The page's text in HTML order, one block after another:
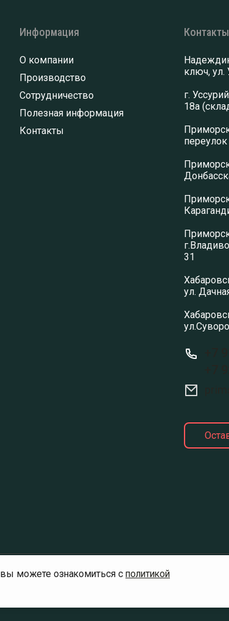
Информация
О компании
Производство
Сотрудничество
Полезная информация
Контакты
Контакты
ключ, ул.
г.
18а
31
ул.
можете ознакомиться с политикой